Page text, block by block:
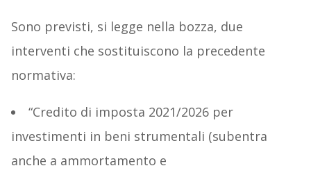
Sono previsti, si legge nella bozza, due
interventi che sostituiscono la precedente
normativa:
“Credito di imposta 2021/2026 per
investimenti in beni strumentali (subentra
anche a ammortamento e